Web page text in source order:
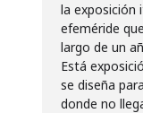
la exposición
efeméride
largo de un
Está
se diseña
donde no